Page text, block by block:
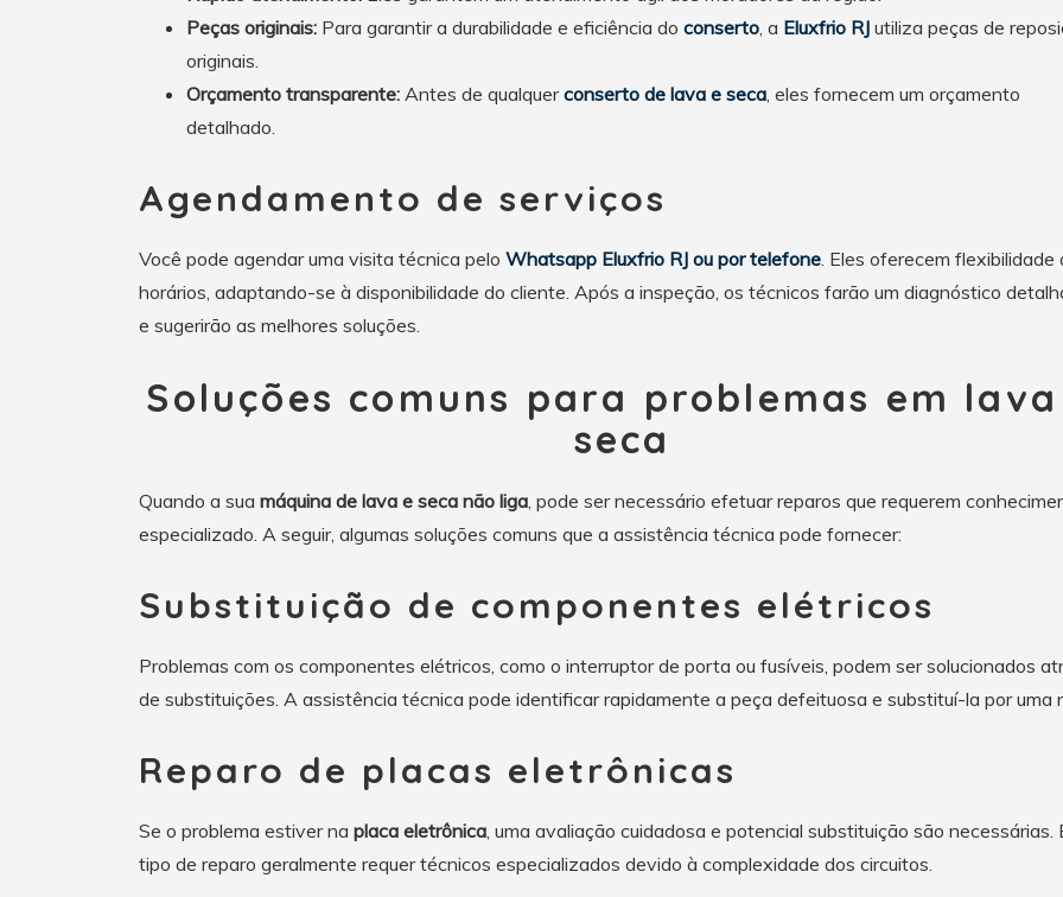
Peças originais: Para garantir a durabilidade e eficiência do conserto, a Eluxfrio RJ utiliza peças de
originais.
Orçamento transparente: Antes de qualquerconserto de lava e seca, eles fornecem um orçamento
detalhado.
Agendamento de serviços
Você pode agendar uma visita técnica pelo Whatsapp Eluxfrio RJ ou por telefone. Eles oferecem flexibilidade
horários, adaptando-se à disponibilidade do cliente. Após a inspeção, os técnicos farão um diagnóstico
e sugerirão as melhores soluções.
Soluções comuns para problemas em lava
seca
Quando a sua máquina de lava e seca não liga, pode ser necessário efetuar reparos que requerem
especializado. A seguir, algumas soluções comuns que a assistência técnica pode fornecer:
Substituição de componentes elétricos
Problemas com os componentes elétricos, como o interruptor de porta ou fusíveis, podem ser solucionados
de substituições. A assistência técnica pode identificar rapidamente a peça defeituosa e substituí-la por uma
Reparo de placas eletrônicas
Se o problema estiver na placa eletrônica, uma avaliação cuidadosa e potencial substituição são necessárias.
tipo de reparo geralmente requer técnicos especializados devido à complexidade dos circuitos.